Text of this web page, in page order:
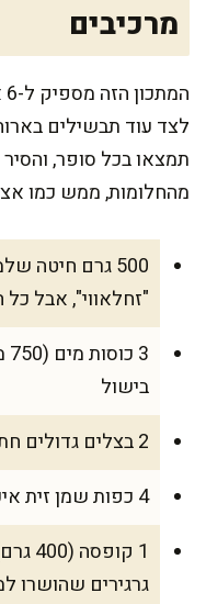
מרכיבים
לצד עוד תבשילים
תמצאו בכל סופר,
מהחלומות, ממש כמו
500 גרם חיטה
"זחלאווי", אבל כל
בישול
2 בצלים גדולים חתוכים דק
4 כפות שמן זית איכותי
1
גרגירים שהושרו